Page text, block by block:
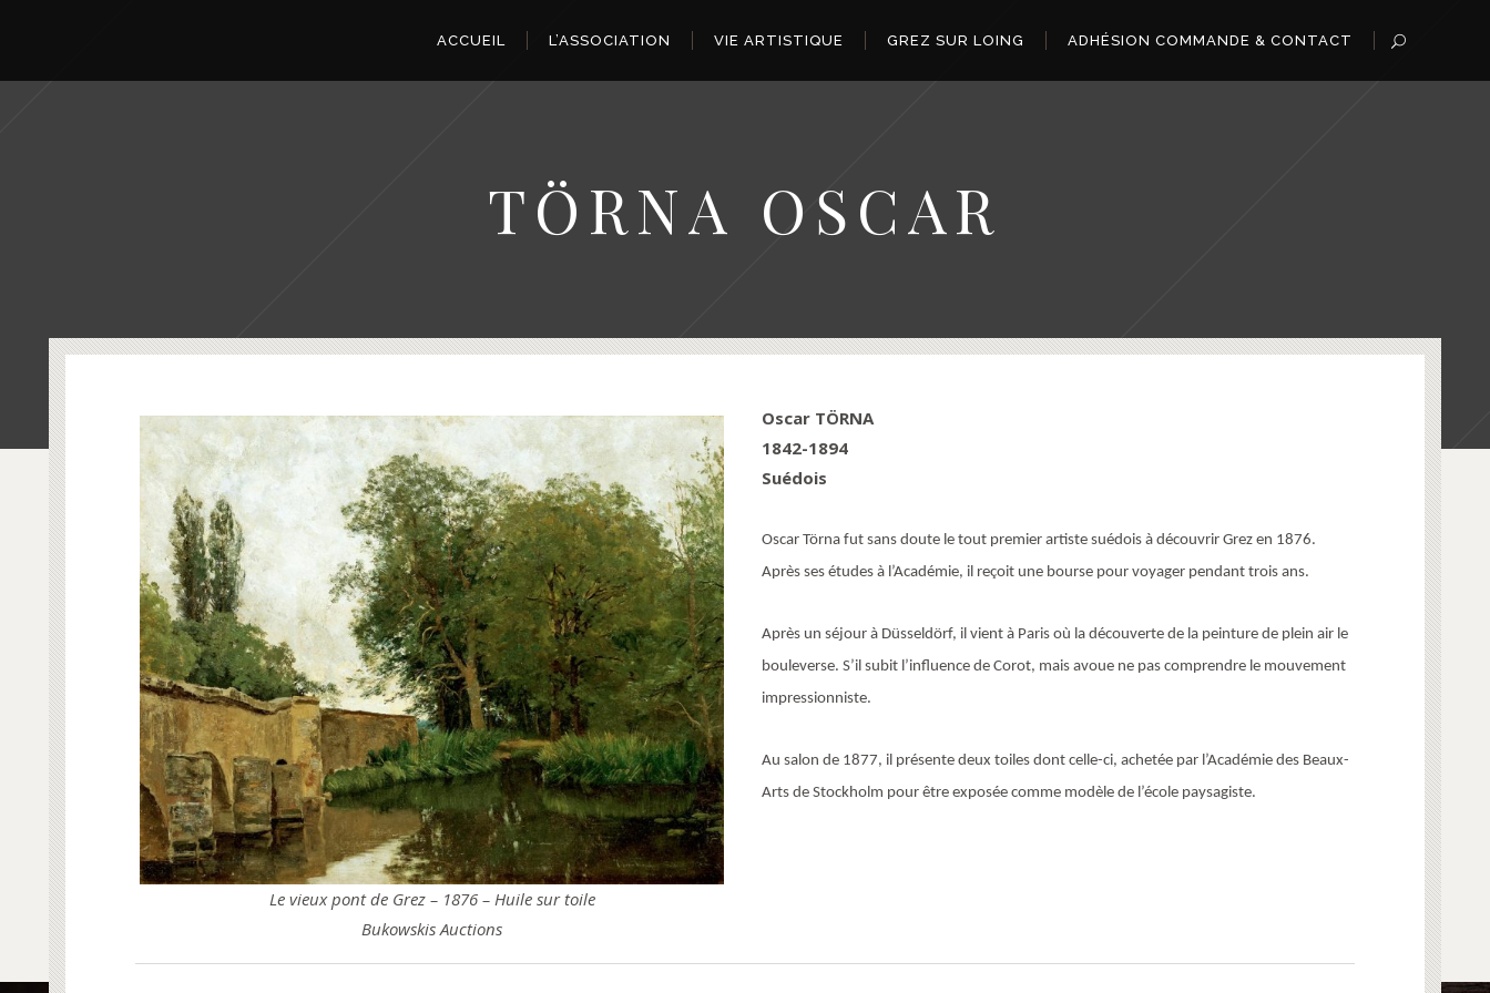
ACCUEIL L’ASSOCIATION VIE ARTISTIQUE GREZ SUR LOING ADHÉSION COMMANDE & CONTACT
TÖRNA OSCAR
Le vieux pont de Grez – 1876 – Huile sur toile
Bukowskis Auctions
Oscar TÖRNA
1842-1894
Suédois
Oscar Törna fut sans doute le tout premier artiste suédois à découvrir Grez en 1876.
Après ses études à l’Académie, il reçoit une bourse pour voyager pendant trois ans.
Après un séjour à Düsseldörf, il vient à Paris où la découverte de la peinture de plein air le
bouleverse. S’il subit l’influence de Corot, mais avoue ne pas comprendre le mouvement
impressionniste.
Au salon de 1877, il présente deux toiles dont celle-ci, achetée par l’Académie des Beaux-
Arts de Stockholm pour être exposée comme modèle de l’école paysagiste.